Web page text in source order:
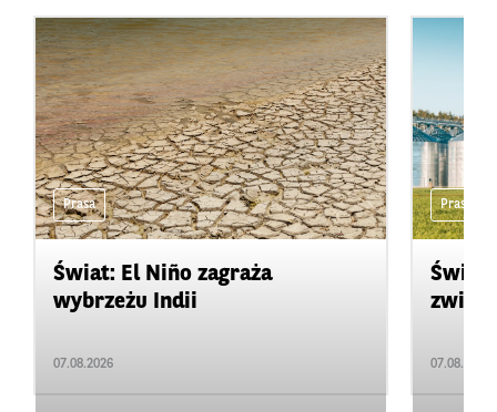
Prasa
Świat: El Niño zagraża
wybrzeżu Indii
07.08.2026
Prasa
07.08.2026